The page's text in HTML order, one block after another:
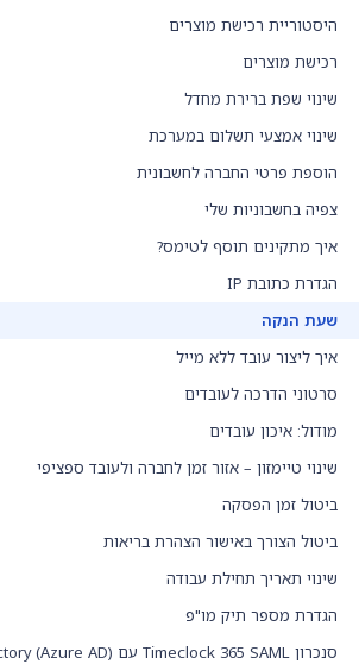
היסטוריית רכישת מוצרים
רכישת מוצרים
שינוי שפת ברירת מחדל
שינוי אמצעי תשלום במערכת
הוספת פרטי החברה לחשבונית
צפיה בחשבוניות שלי
איך מתקינים תוסף לטימס?
הגדרת כתובת IP
שעת הנקה
איך ליצור עובד ללא מייל
סרטוני הדרכה לעובדים
מודול: איכון עובדים
שינוי טיימזון – אזור זמן לחברה ולעובד ספציפי
ביטול זמן הפסקה
ביטול הצורך באישור הצהרת בריאות
שינוי תאריך תחילת עבודה
הגדרת מספר תיק מו"פ
סנכרון Timeclock 365 SAML עם Azure Active Directory (Azure AD)